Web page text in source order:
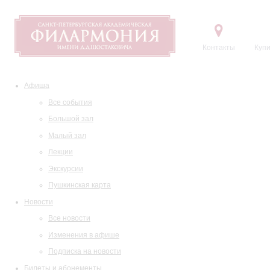
Контакты
Афиша
Все события
Большой зал
Малый зал
Лекции
Экскурсии
Пушкинская карта
Новости
Все новости
Изменения в афише
Подписка на новости
Билеты и абонементы